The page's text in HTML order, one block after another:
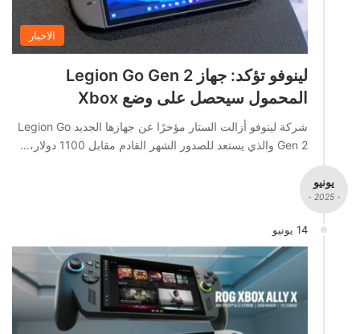
الاخبار
لينوفو تؤكد: جهاز Legion Go Gen 2
المحمول سيحصل على وضع Xbox
شركة لينوفو أزالت الستار مؤخرًا عن جهازها الجديد Legion Go
Gen 2 والذي يستعد للصدور الشهر القادم مقابل 1100 دولار،…
يونيو
- 2025 -
14 يونيو